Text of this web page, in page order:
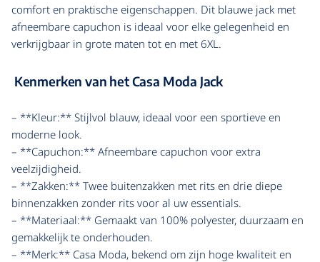
comfort en praktische eigenschappen. Dit blauwe jack met
afneembare capuchon is ideaal voor elke gelegenheid en
verkrijgbaar in grote maten tot en met 6XL.
Kenmerken van het Casa Moda Jack
– **Kleur:** Stijlvol blauw, ideaal voor een sportieve en
moderne look.
– **Capuchon:** Afneembare capuchon voor extra
veelzijdigheid.
– **Zakken:** Twee buitenzakken met rits en drie diepe
binnenzakken zonder rits voor al uw essentials.
– **Materiaal:** Gemaakt van 100% polyester, duurzaam en
gemakkelijk te onderhouden.
– **Merk:** Casa Moda, bekend om zijn hoge kwaliteit en